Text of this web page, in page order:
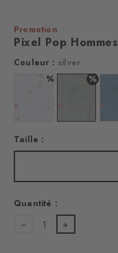
Promotion
Pixel Pop
Couleur : silver
%
%
Taille :
Quantité :
1